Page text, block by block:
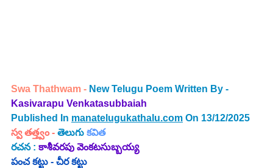
Swa Thathwam - New Telugu Poem Written By -
Kasivarapu Venkatasubbaiah
Published In manatelugukathalu.com On 13/12/2025
స్వ తత్త్వం - తెలుగు కవిత
రచన : కాశీవరపు వెంకటసుబ్బయ్య
పంచ కట్టు - చీర కట్టు